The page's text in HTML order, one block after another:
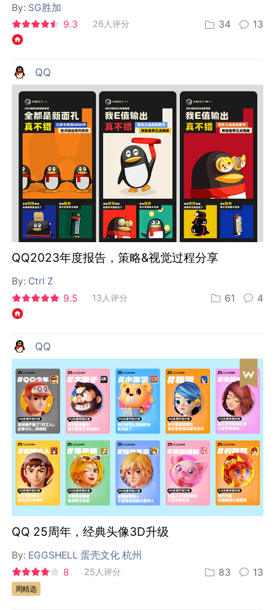
By: SG胜加
9.3
26人评分 34 13
QQ
QQ2023年度报告，策略&视觉过程分享
By: Ctrl Z
9.5
13人评分 61 4
QQ
QQ 25周年，经典头像3D升级
By: EGGSHELL 蛋壳文化 杭州
8
25人评分 83 13
周精选